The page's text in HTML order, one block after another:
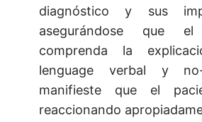
diagnóstico y sus
asegurándose que el
comprenda la
lenguage verbal y
manifieste que el
reaccionando